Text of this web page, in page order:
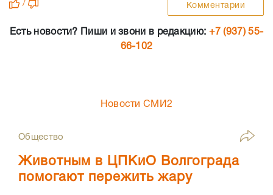
/ Комментарии
Есть новости? Пиши и звони в редакцию: +7 (937) 55-
66-102
Новости СМИ2
Общество
Животным в ЦПКиО Волгограда
помогают пережить жару